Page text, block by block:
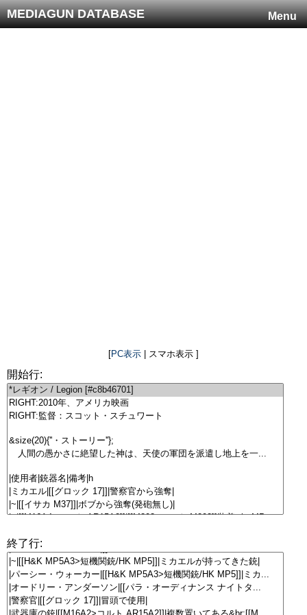
Menu
MEDIAGUN DATABASE
[PC表示 | スマホ表示 ]
開始行:
終了行: